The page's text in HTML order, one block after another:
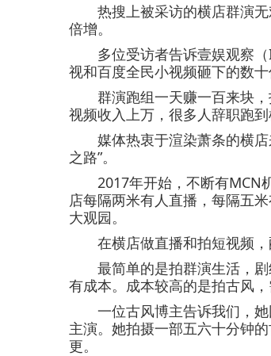
热搜上被采访的横店群演无
倍增。
多位受访者告诉壹娱观察（
视和百度全民小视频砸下的数
群演跑组一天赚一百来块，
视频收入上万，很多人辞职跑到
媒体热衷于渲染萧条的横店
之路”。
2017年开始，不断有MCN机
店每隔两米有人直播，每隔五
大观园。
在横店做直播和拍短视频，
最简单的是拍群演生活，剧
有成本。成本较高的是拍古风
一位古风博主告诉我们，她
主演。她拍摄一部五六十分钟
更。